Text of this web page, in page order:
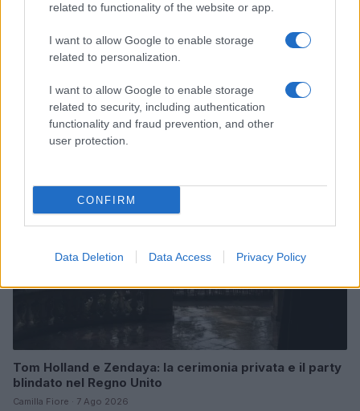
related to functionality of the website or app.
I want to allow Google to enable storage
related to personalization.
I want to allow Google to enable storage
related to security, including authentication
functionality and fraud prevention, and other
user protection.
CONFIRM
Data Deletion Data Access Privacy Policy
patrimonio
Camilla Fiore · 7 Ago 2026
PEOPLE
Tom Holland e Zendaya: la cerimonia privata e il party
blindato nel Regno Unito
Camilla Fiore · 7 Ago 2026